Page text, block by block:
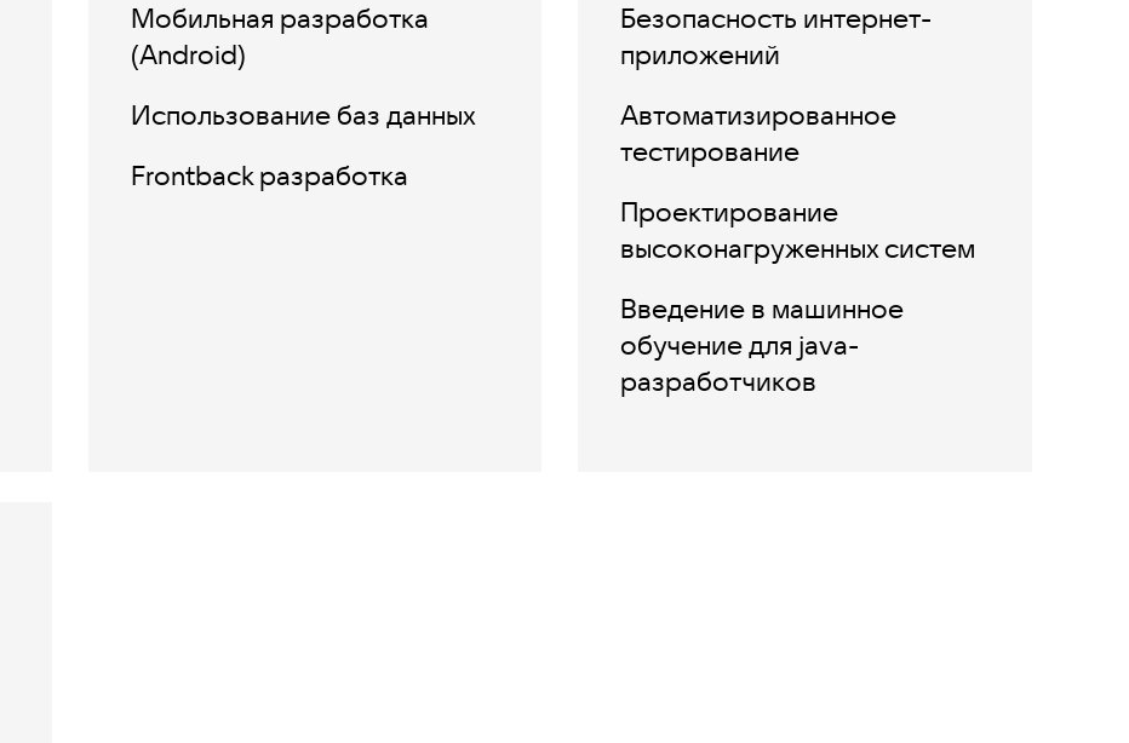
Мобильная разработка
(Android)
Использование баз данных
Frontback разработка
Безопасность интернет-
приложений
Автоматизированное
тестирование
Проектирование
высоконагруженных систем
Введение в машинное
обучение для java-
разработчиков